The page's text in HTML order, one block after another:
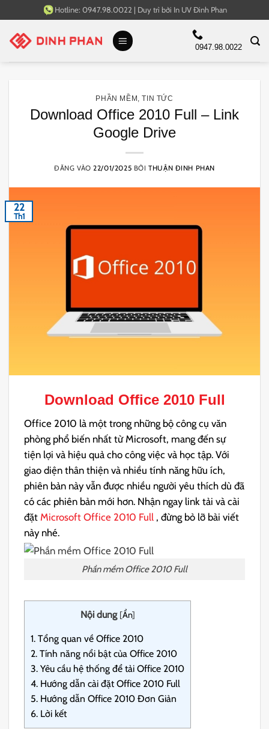
qua
nội
Hotline: 0947.98.0022 | Duy trì bởi In UV Đinh Phan
0947.98.0022
PHẦN MỀM ,TIN TỨC
Download Office 2010 Full – Link
Google Drive
ĐĂNG VÀO22/01/2025 BỞITHUẬN ĐINH PHAN
22
Th1
Download Office 2010 Full
Office 2010 là một trong những bộ công cụ văn
phòng phổ biến nhất từ Microsoft, mang đến sự
tiện lợi và hiệu quả cho công việc và học tập. Với
giao diện thân thiện và nhiều tính năng hữu ích,
phiên bản này vẫn được nhiều người yêu thích dù đã
có các phiên bản mới hơn. Nhận ngay link tải và cài
đặtMicrosoft Office 2010 Full , đừng bỏ lỡ bài viết
này nhé.
Phần mềm Office 2010 Full
Nội dung [Ẩn]
1. Tổng quan về Office 2010
2. Tính năng nổi bật của Office 2010
3. Yêu cầu hệ thống để tải Office 2010
4. Hướng dẫn cài đặt Office 2010 Full
5. Hướng dẫn Office 2010 Đơn Giản
6. Lời kết